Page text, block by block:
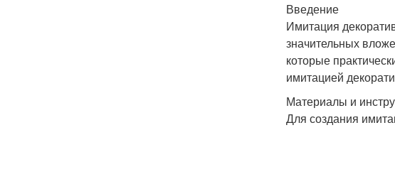
Введение
Имитация
значительных
которые
имитацией
Материалы и
Для создания